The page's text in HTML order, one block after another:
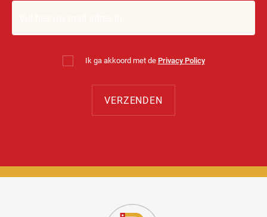
Ik ga akkoord met de Privacy Policy